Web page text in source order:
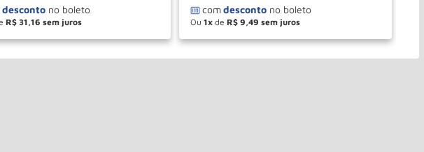
R$ 31,16
＋ COMPRAR
Ou 1 de R$ 9,49
＋
－ COMPRAR